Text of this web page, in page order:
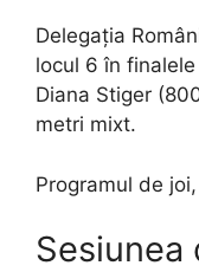
Delegația
locul 6 în
Diana Stiger
metri mixt.
Programul de
Sesiunea